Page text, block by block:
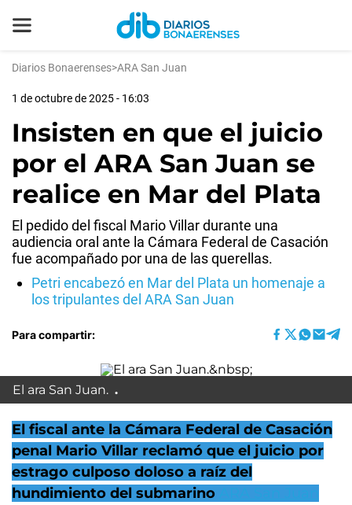
Diarios Bonaerenses>ARA San Juan
1 de octubre de 2025 - 16:03
Insisten en que el juicio
por el ARA San Juan se
realice en Mar del Plata
El pedido del fiscal Mario Villar durante una
audiencia oral ante la Cámara Federal de Casación
fue acompañado por una de las querellas.
Petri encabezó en Mar del Plata un homenaje a
los tripulantes del ARA San Juan
Para compartir:
El ara San Juan.
El fiscal ante la Cámara Federal de Casación
penal Mario Villar reclamó que el juicio por
estrago culposo doloso a raíz del
hundimiento del submarino